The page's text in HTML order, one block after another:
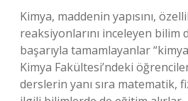
Kimya, maddenin yapısını,
reaksiyonlarını inceleyen bilim
başarıyla tamamlayanlar
Kimya Fakültesi’ndeki
derslerin yanı sıra matematik,